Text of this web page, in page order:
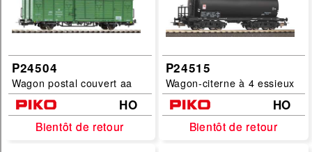
P24504
Wagon postal couvert aa
HO
Bientôt de retour
Bientôt de retour
P24515
Wagon-citerne à 4 essieux
HO
Bientôt de retour
Bientôt de retour